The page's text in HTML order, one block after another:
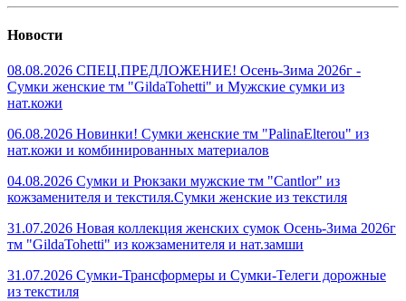
Новости
08.08.2026 СПЕЦ.ПРЕДЛОЖЕНИЕ! Осень-Зима 2026г -
Сумки женские тм "GildaTohetti" и Мужские сумки из
нат.кожи
06.08.2026 Новинки! Сумки женские тм "PalinaElterou" из
нат.кожи и комбинированных материалов
04.08.2026 Сумки и Рюкзаки мужские тм "Cantlor" из
кожзаменителя и текстиля.Сумки женские из текстиля
31.07.2026 Новая коллекция женских сумок Осень-Зима 2026г
тм "GildaTohetti" из кожзаменителя и нат.замши
31.07.2026 Сумки-Трансформеры и Сумки-Телеги дорожные
из текстиля